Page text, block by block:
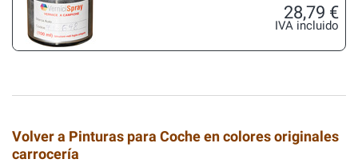
28,79 €
IVA incluido
Volver a Pinturas para Coche en colores originales
carrocería